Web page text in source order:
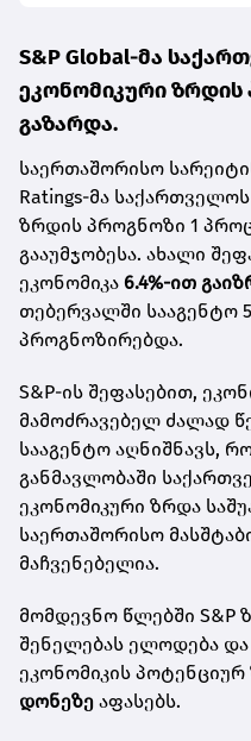
S&P Global-მა
ეკონომიკური ზრდის
გაზარდა.
საერთაშორისო
Ratings-მა
ზრდის პროგნოზი 1
გააუმჯობესა. ახალი
ეკონომიკა 6.4%-ით
თებერვალში სააგენტო
პროგნოზირებდა.
S&P-ის შეფასებით,
მამოძრავებელ ძალად
სააგენტო აღნიშნავს,
განმავლობაში
ეკონომიკური ზრდა
საერთაშორისო
მაჩვენებელია.
მომდევნო წლებში S&P
შენელებას ელოდება
ეკონომიკის
დონეზე აფასებს.